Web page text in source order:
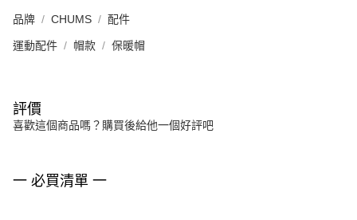
品牌 CHUMS 配件
運動配件 帽款 保暖帽
評價
喜歡這個商品嗎？購買後給他一個好評吧
一 必買清單 一